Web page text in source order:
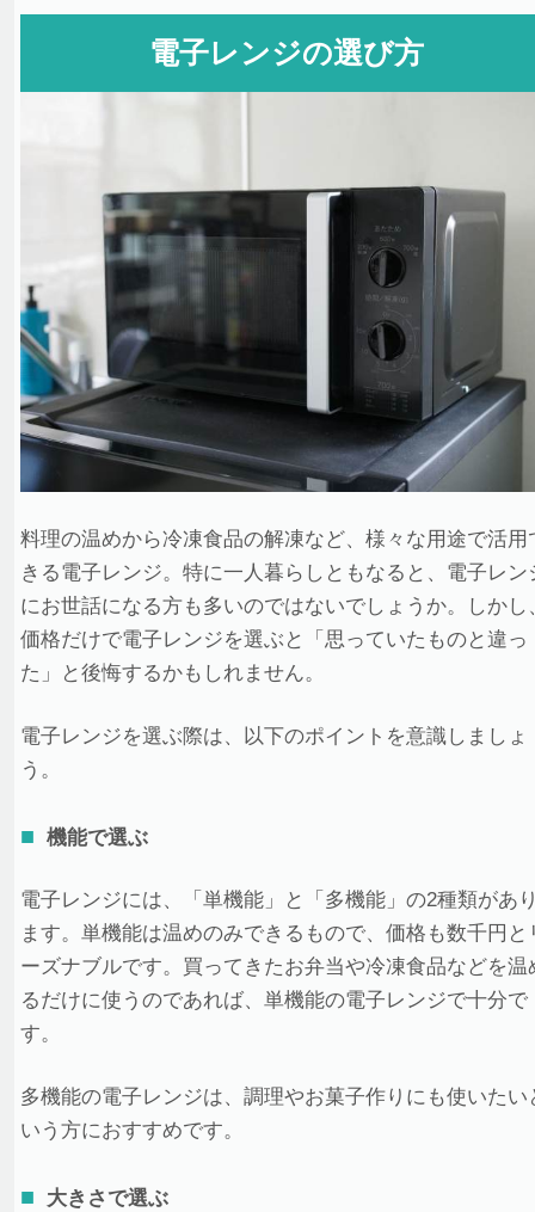
電子レンジの選び方
料理の温めから冷凍食品の解凍など、様々な用途で活用
きる電子レンジ。特に一人暮らしともなると、電子レン
にお世話になる方も多いのではないでしょうか。しかし
価格だけで電子レンジを選ぶと「思っていたものと違っ
た」と後悔するかもしれません。
電子レンジを選ぶ際は、以下のポイントを意識しましょ
う。
機能で選ぶ
電子レンジには、「単機能」と「多機能」の2種類があ
ます。単機能は温めのみできるもので、価格も数千円と
ーズナブルです。買ってきたお弁当や冷凍食品などを温
るだけに使うのであれば、単機能の電子レンジで十分で
す。
多機能の電子レンジは、調理やお菓子作りにも使いたい
いう方におすすめです。
大きさで選ぶ